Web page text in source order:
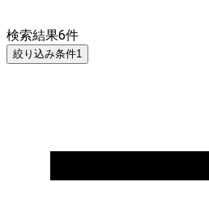
検索結果6件
絞り込み条件1